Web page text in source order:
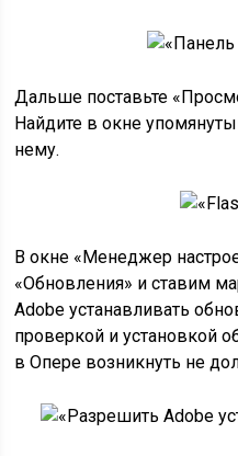
Дальше поставьте
Найдите в окне
нему.
В окне «Менеджер
«Обновления» и ставим
Adobe устанавливать
проверкой и установкой
в Опере возникнуть не